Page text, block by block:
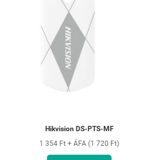
Hikvision DS-PTS-MF
1 354 Ft + ÁFA (1 720 Ft)